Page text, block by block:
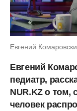
Евгений
Евгений
педиатр,
NUR.KZ о том,
человек